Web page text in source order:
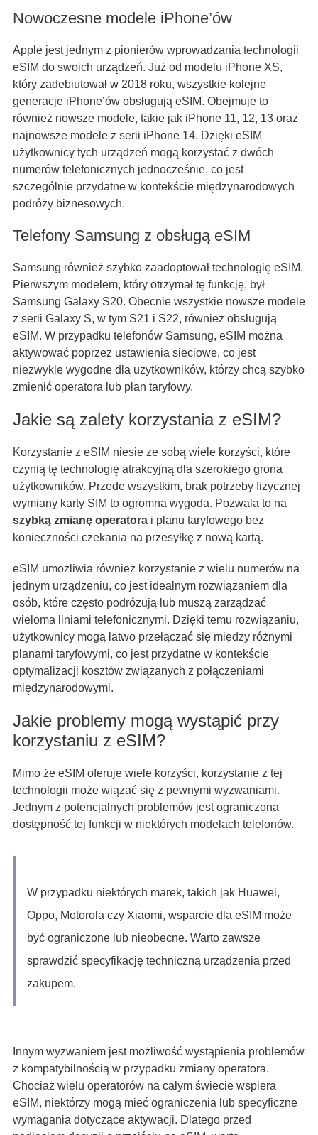
Nowoczesne modele iPhone’ów
Apple jest jednym z pionierów wprowadzania technologii
eSIM do swoich urządzeń. Już od modelu iPhone XS,
który zadebiutował w 2018 roku, wszystkie kolejne
generacje iPhone’ów obsługują eSIM. Obejmuje to
również nowsze modele, takie jak iPhone 11, 12, 13 oraz
najnowsze modele z serii iPhone 14. Dzięki eSIM
użytkownicy tych urządzeń mogą korzystać z dwóch
numerów telefonicznych jednocześnie, co jest
szczególnie przydatne w kontekście międzynarodowych
podróży biznesowych.
Telefony Samsung z obsługą eSIM
Samsung również szybko zaadoptował technologię eSIM.
Pierwszym modelem, który otrzymał tę funkcję, był
Samsung Galaxy S20. Obecnie wszystkie nowsze modele
z serii Galaxy S, w tym S21 i S22, również obsługują
eSIM. W przypadku telefonów Samsung, eSIM można
aktywować poprzez ustawienia sieciowe, co jest
niezwykle wygodne dla użytkowników, którzy chcą szybko
zmienić operatora lub plan taryfowy.
Jakie są zalety korzystania z eSIM?
Korzystanie z eSIM niesie ze sobą wiele korzyści, które
czynią tę technologię atrakcyjną dla szerokiego grona
użytkowników. Przede wszystkim, brak potrzeby fizycznej
wymiany karty SIM to ogromna wygoda. Pozwala to na
szybką zmianę operatorai planu taryfowego bez
konieczności czekania na przesyłkę z nową kartą.
eSIM umożliwia również korzystanie z wielu numerów na
jednym urządzeniu, co jest idealnym rozwiązaniem dla
osób, które często podróżują lub muszą zarządzać
wieloma liniami telefonicznymi. Dzięki temu rozwiązaniu,
użytkownicy mogą łatwo przełączać się między różnymi
planami taryfowymi, co jest przydatne w kontekście
optymalizacji kosztów związanych z połączeniami
międzynarodowymi.
Jakie problemy mogą wystąpić przy
korzystaniu z eSIM?
Mimo że eSIM oferuje wiele korzyści, korzystanie z tej
technologii może wiązać się z pewnymi wyzwaniami.
Jednym z potencjalnych problemów jest ograniczona
dostępność tej funkcji w niektórych modelach telefonów.
W przypadku niektórych marek, takich jak Huawei,
Oppo, Motorola czy Xiaomi, wsparcie dla eSIM może
być ograniczone lub nieobecne. Warto zawsze
sprawdzić specyfikację techniczną urządzenia przed
zakupem.
Innym wyzwaniem jest możliwość wystąpienia problemów
z kompatybilnością w przypadku zmiany operatora.
Chociaż wielu operatorów na całym świecie wspiera
eSIM, niektórzy mogą mieć ograniczenia lub specyficzne
wymagania dotyczące aktywacji. Dlatego przed